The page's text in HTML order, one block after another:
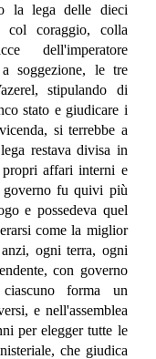
la lega delle dieci
col coraggio, colla
dell'imperatore
soggezione, le tre
stipulando di
stato e giudicare i
si terrebbe a
restava divisa in
affari interni e
governo fu quivi più
e possedeva quel
come la miglior
ogni terra, ogni
con governo
forma un
e nell'assemblea
per elegger tutte le
che giudica